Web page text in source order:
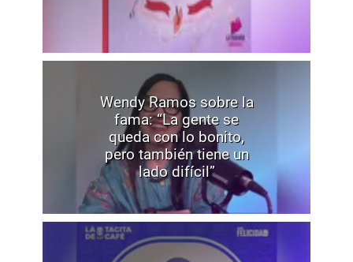
Wendy Ramos sobre la
fama: “La gente se
queda con lo bonito,
pero también tiene un
lado difícil”